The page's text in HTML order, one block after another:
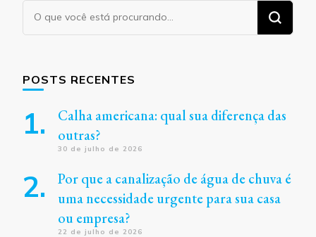
Procurando
algo?
POSTS RECENTES
Calha americana: qual sua diferença das
outras?
30 de julho de 2026
Por que a canalização de água de chuva é
uma necessidade urgente para sua casa
ou empresa?
22 de julho de 2026